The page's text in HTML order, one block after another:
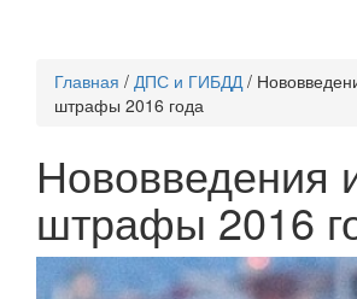
Главная / ДПС и ГИБДД/
штрафы 2016 года
Нововведения
штрафы 2016